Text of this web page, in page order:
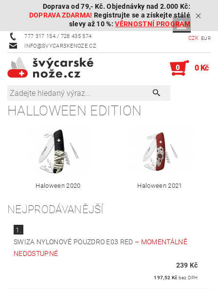
Doprava od 79,- Kč. Objednávky nad 2.000 Kč:
DOPRAVA ZDARMA! Registrujte se a získejte stálé
slevy až 10 %:VĚRNOSTNÍ PROGRAM
777 317 154 / 728 435 574
INFO@SVYCARSKENOZE.CZ
CZK EUR
0 0 Kč
HALLOWEEN EDITION
Haloween 2020 Haloween 2021
NEJPRODÁVANĚJŠÍ
1.
SWIZA NYLONOVÉ POUZDRO E03 RED – MOMENTÁLNĚ
NEDOSTUPNÉ
239 Kč
197,52 Kč bez DPH